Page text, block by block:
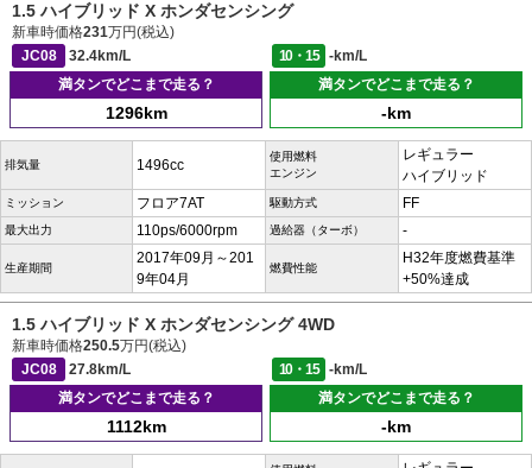
1.5 ハイブリッド X ホンダセンシング
新車時価格231万円(税込)
JC08
32.4km/L 10・15
-km/L
満タンでどこまで走る？
1296km
満タンでどこまで走る？
-km
排気量 1496cc
使用燃料
エンジン
レギュラー
ハイブリッド
ミッション フロア7AT 駆動方式 FF
最大出力 110ps/6000rpm 過給器（ターボ） -
生産期間
2017年09月～201
9年04月
燃費性能
H32年度燃費基準
+50%達成
1.5 ハイブリッド X ホンダセンシング 4WD
新車時価格250.5万円(税込)
JC08
27.8km/L 10・15
-km/L
満タンでどこまで走る？
1112km
満タンでどこまで走る？
-km